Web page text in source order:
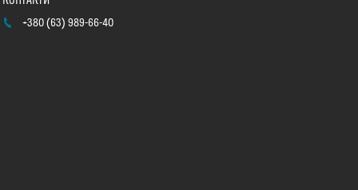
+380 (63) 989-66-40